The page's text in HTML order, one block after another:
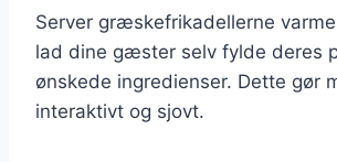
Server græskefrikadellerne
lad dine gæster selv fylde deres
ønskede ingredienser. Dette gør
interaktivt og sjovt.